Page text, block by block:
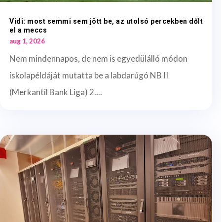
Vidi: most semmi sem jött be, az utolsó percekben dőlt
el a meccs
aug 1, 2026
Nem mindennapos, de nem is egyedülálló módon
iskolapéldáját mutatta be a labdarúgó NB II
(Merkantil Bank Liga) 2....